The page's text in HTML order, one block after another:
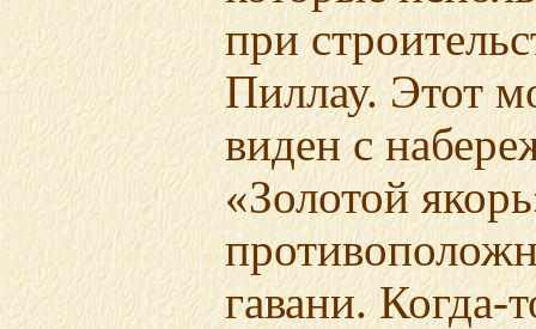
при
Пиллау. Этот
виден с
«Золотой
гавани.Когда-